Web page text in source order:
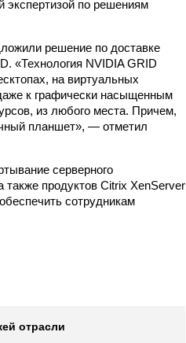
по решениям
решение по доставке
«Технология NVIDIA GRID
на виртуальных
к графически насыщенным
из любого места. Причем,
планшет», — отметил
серверного
продуктов Citrix XenServer
сотрудникам
отрасли